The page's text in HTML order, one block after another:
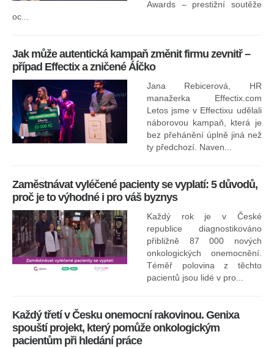
Awards – prestižní soutěže
oc...
Jak může autentická kampaň změnit firmu zevnitř –
případ Effectix a zničené ÁÍčko
Jana Rebicerová, HR
manažerka Effectix.com
Letos jsme v Effectixu udělali
náborovou kampaň, která je
bez přehánění úplně jiná než
ty předchozí. Naven...
Zaměstnávat vyléčené pacienty se vyplatí: 5 důvodů,
proč je to výhodné i pro váš byznys
Každý rok je v České
republice diagnostikováno
přibližně 87 000 nových
onkologických onemocnění.
Téměř polovina z těchto
pacientů jsou lidé v pro...
Každý třetí v Česku onemocní rakovinou. Genixa
spouští projekt, který pomůže onkologickým
pacientům při hledání práce